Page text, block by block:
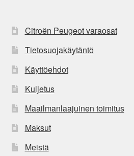
Citroën Peugeot varaosat
Tietosuojakäytäntö
Käyttöehdot
Kuljetus
Maailmanlaajuinen toimitus
Maksut
Meistä